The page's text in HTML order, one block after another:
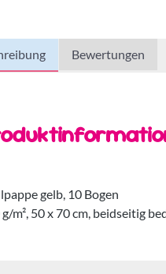
Bewertungen
gelb, 10 Bogen
m², 50 x 70 cm, beidseitig